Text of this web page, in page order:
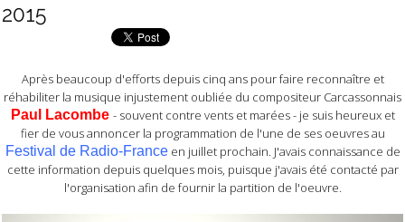
2015
Après beaucoup d'efforts depuis cinq ans pour faire reconnaître et
réhabiliter la musique injustement oubliée du compositeur Carcassonnais
Paul Lacombe - souvent contre vents et marées - je suis heureux et
fier de vous annoncer la programmation de l'une de ses oeuvres au
Festival de Radio-Franceen juillet prochain. J'avais connaissance de
cette information depuis quelques mois, puisque j'avais été contacté par
l'organisation afin de fournir la partition de l'oeuvre.